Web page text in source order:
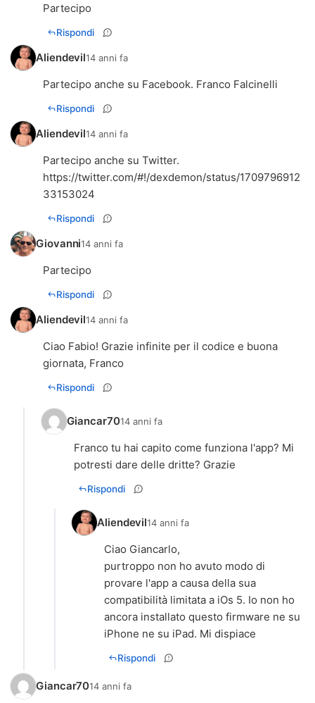
Partecipo
Rispondi
Aliendevil14 anni fa
Partecipo anche su Facebook. Franco Falcinelli
Rispondi
Aliendevil14 anni fa
https://twitter.com/#!/dexdemon/status/1709796912
33153024
Rispondi
Giovanni14 anni fa
Partecipo
Rispondi
Aliendevil14 anni fa
Ciao Fabio! Grazie infinite per il codice e buona
giornata, Franco
Rispondi
Giancar7014 anni fa
Franco tu hai capito come funziona l'app? Mi
potresti dare delle dritte? Grazie
Rispondi
Aliendevil14 anni fa
Ciao Giancarlo,
purtroppo non ho avuto modo di
provare l'app a causa della sua
compatibilità limitata a iOs 5. Io non ho
ancora installato questo firmware ne su
iPhone ne su iPad. Mi dispiace
Rispondi
Giancar7014 anni fa